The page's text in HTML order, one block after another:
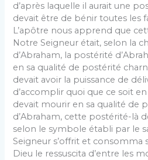
d’après laquelle il aurait une
devait être de bénir toutes les
L’apôtre nous apprend que
Notre Seigneur était, selon la
d’Abraham, la postérité
en sa qualité de postérité
devait avoir la puissance de
d’accomplir quoi que ce soit en
devait mourir en sa qualité de
d’Abraham, cette postérité-là
selon le symbole établi par le
Seigneur s’offrit et consomma
Dieu le ressuscita d’entre les